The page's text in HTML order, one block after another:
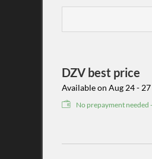
DZV best price
Available on Aug 24 - 27
No prepayment needed